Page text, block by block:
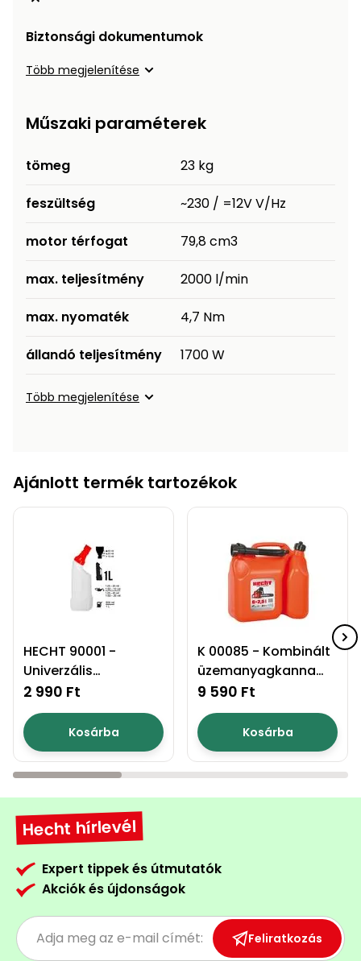
Üvegház
és
szerszám,
eszközök
Biztonsági dokumentumok
Több megjelenítése
Műszaki paraméterek
tömeg 23 kg
feszültség ~230 / =12V V/Hz
motor térfogat 79,8 cm3
max. teljesítmény 2000 l/min
max. nyomaték 4,7 Nm
állandó teljesítmény 1700 W
Több megjelenítése
Ajánlott termék tartozékok
HECHT 90001 -
Univerzális
keverőedény
2 990 Ft
Kosárba
K 00085 - Kombinált
üzemanyagkanna
6+2,5 l
9 590 Ft
Kosárba
Hecht hírlevél
Expert tippek és útmutatók
Akciók és újdonságok
Feliratkozás